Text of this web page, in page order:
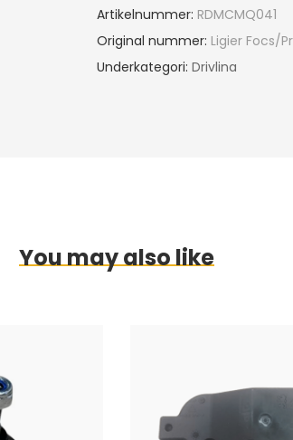
Artikelnummer: RDMCMQ041
Original nummer: Ligier Focs/
Underkategori: Drivlina
You may also like